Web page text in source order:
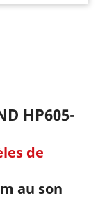
HP605-
de
au son